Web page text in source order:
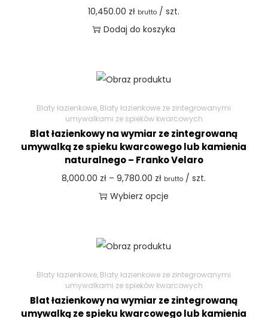
10,450.00 zł brutto / szt.
Dodaj do koszyka
Blaty łazienkowe, Blaty łazienkowe ze zintegrowanymi
umywalkami ze spieków kwarcowych
Blat łazienkowy na wymiar ze zintegrowaną
umywalką ze spieku kwarcowego lub kamienia
naturalnego – Franko Velaro
8,000.00 zł – 9,780.00 zł brutto / szt.
Wybierz opcje
Blaty łazienkowe, Blaty łazienkowe ze zintegrowanymi
umywalkami ze spieków kwarcowych
Blat łazienkowy na wymiar ze zintegrowaną
umywalką ze spieku kwarcowego lub kamienia